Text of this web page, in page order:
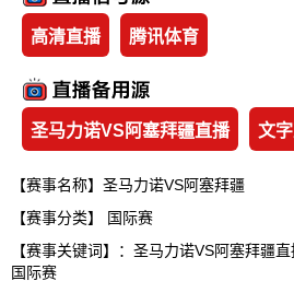
高清直播 腾讯体育
圣马力诺VS阿塞拜疆直播 文
【赛事名称】圣马力诺VS阿塞拜疆
【赛事分类】
国际赛
【赛事关键词】：圣马力诺VS阿塞拜疆
国际赛